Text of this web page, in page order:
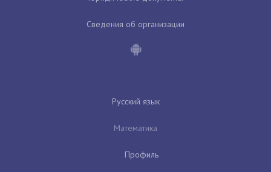
Сведения об организации
Русский язык
Математика
Профиль